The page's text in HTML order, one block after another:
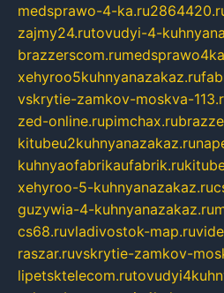
medsprawo-4-ka.ru
zajmy24.rutovudyi-4-
brazzerscom.ru
xehyroo5kuhnyanazakaz.ru
vskrytie-zamkov-moskva-
zed-online.rupimchax.ru
kitubeu2kuhnyanazakaz.ru
kuhnyaofabrikaufabrik.ru
xehyroo-5-kuhnyanazakaz.ru
guzywia-4-kuhnyanazakaz.ru
cs68.ruvladivostok-map.ru
raszar.ruvskrytie-zamkov-
lipetsktelecom.ru